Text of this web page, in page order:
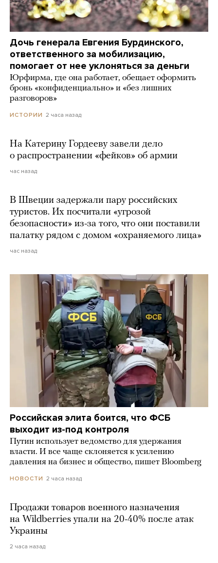
Дочь генерала Евгения Бурдинского,
ответственного за мобилизацию,
помогает от нее уклоняться за деньги
Юрфирма, где она работает, обещает оформить
бронь «конфиденциально» и «без лишних
разговоров»
ИСТОРИИ 2 часа назад
На Катерину Гордееву завели дело
о распространении «фейков» об армии
час назад
В Швеции задержали пару российских
туристов. Их посчитали «угрозой
безопасности» из-за того, что они поставили
палатку рядом с домом «охраняемого лица»
час назад
Российская элита боится, что ФСБ
выходит из-под контроля
Путин использует ведомство для удержания
власти. И все чаще склоняется к усилению
давления на бизнес и общество, пишет Bloomberg
НОВОСТИ 2 часа назад
Продажи товаров военного назначения
на Wildberries упали на 20-40% после атак
Украины
2 часа назад